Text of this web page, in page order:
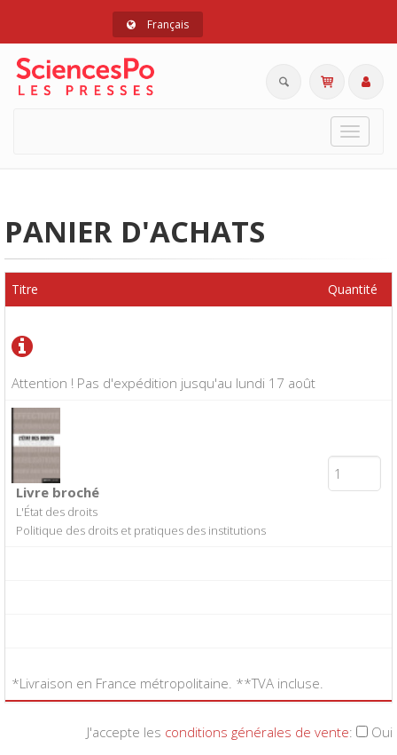
Français
Toggle
PANIER D'ACHATS
Attention ! Pas d'expédition jusqu'au lundi 17 août
Titre Quantité
Livre broché
L'État des droits
Politique des droits et pratiques des institutions
*Livraison en France métropolitaine. **TVA incluse.
J'accepte les conditions générales de vente: Oui